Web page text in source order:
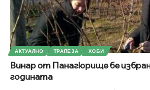
АКТУАЛНО ТРАПЕЗА ХОБИ
Винар от Панагюрище бe
годината